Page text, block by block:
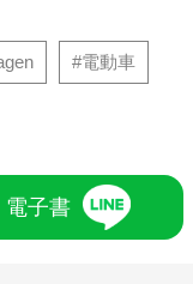
#電動車
電子書